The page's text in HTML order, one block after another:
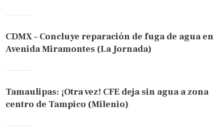
CDMX – Concluye reparación de fuga de agua en
Avenida Miramontes (La Jornada)
Tamaulipas: ¡Otra vez! CFE deja sin agua a zona
centro de Tampico (Milenio)